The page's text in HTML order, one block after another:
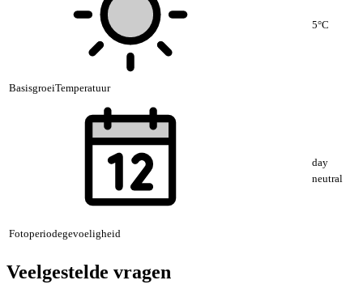
BasisgroeiTemperatuur
5°C
Fotoperiodegevoeligheid
day
neutral
Veelgestelde vragen